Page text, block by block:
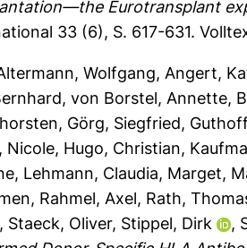
Eurotransplant
33 (6), S. 617-631.
Wolfgang, Angert,
, von Borstel, Annette,
, Görg, Siegfried,
Nicole, Hugo, Christian,
, Lehmann, Claudia, Marget,
, Rahmel, Axel, Rath,
, Staeck, Oliver, Stippel, Dirk ,